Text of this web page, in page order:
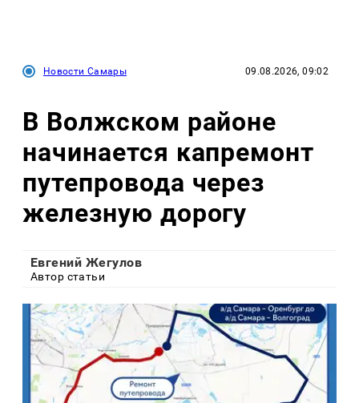
Новости Самары 09.08.2026, 09:02
В Волжском районе
начинается капремонт
путепровода через
железную дорогу
Евгений Жегулов
Автор статьи